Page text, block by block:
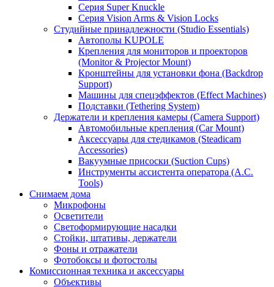
Серия Super Knuckle
Серия Vision Arms & Vision Locks
Студийные принадлежности (Studio Essentials)
Автополы KUPOLE
Крепления для мониторов и проекторов
(Monitor & Projector Mount)
Кронштейны для установки фона (Backdrop
Support)
Машины для спецэффектов (Effect Machines)
Подставки (Tethering System)
Держатели и крепления камеры (Camera Support)
Автомобильные крепления (Car Mount)
Аксессуары для стедикамов (Steadicam
Accessories)
Вакуумные присоски (Suction Cups)
Инструменты ассистента оператора (A.C.
Tools)
Снимаем дома
Микрофоны
Осветители
Светоформирующие насадки
Стойки, штативы, держатели
Фоны и отражатели
Фотобоксы и фотостолы
Комиссионная техника и аксессуары
Объективы